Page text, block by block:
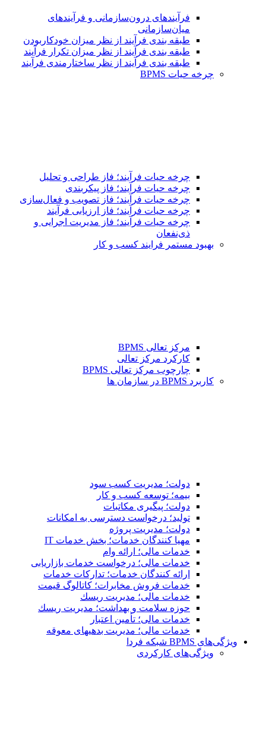
فرآیندهای درون‌سازمانی و فرآیندهای
میان‌سازمانی
طبقه بندی فرآیند از نظر میزان خودکاربودن
طبقه بندی فرآیند از نظر میزان تکرار فرآیند
طبقه بندی فرآیند از نظر ساختارمندی فرآیند
چرخه حیات BPMS
چرخه حیات فرآیند؛ فاز طراحی و تحلیل
چرخه حیات فرآیند؛ فاز پیکربندی
چرخه حیات فرآیند؛ فاز تصویب و فعال‌سازی
چرخه حیات فرآیند؛ فاز ارزیابی فرآیند
چرخه حیات فرآیند؛ فاز مدیریت اجرایی و
ذی‌نفعان
بهبود مستمر فرایند کسب و کار
مرکز تعالی BPMS
کارکرد مرکز تعالی
چارچوب مرکز تعالی BPMS
کاربرد BPMS در سازمان ها
دولت؛ مدیریت کسب سود
بیمه؛ توسعه کسب و کار
دولت؛ پیگیری مکاتبات
تولید؛ درخواست دسترسی به امكانات
دولت؛ مدیریت پروژه
مهیا کنندگان خدمات؛ بخش خدمات IT
خدمات مالی؛ ارائه وام
خدمات مالی؛ درخواست خدمات بازاریابی
ارائه کنندگان خدمات؛ تدارکات خدمات
خدمات فروش مخابرات؛ کاتالوگ قیمت
خدمات مالی؛ مدیریت ریسك
حوزه سلامت و بهداشت؛ مدیریت ریسك
خدمات مالی؛ تأمین اعتبار
خدمات مالی؛ مدیریت بدهیهاى معوقه
ویژگی‌های BPMS شبکه فردا
ویژگی‌های كاركردی